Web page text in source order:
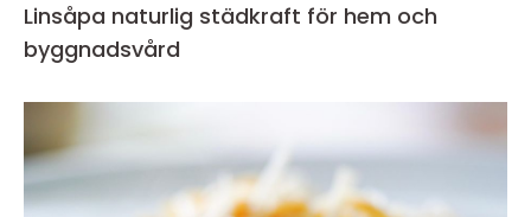
Linsåpa naturlig städkraft för hem och
byggnadsvård